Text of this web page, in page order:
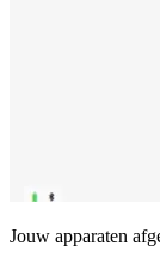
Jouw apparaten